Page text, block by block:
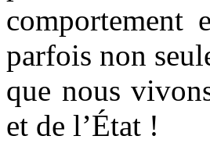
comportement
parfois non
que nous
et de l’État !